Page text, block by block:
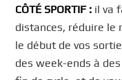
CÔTÉ SPORTIF : il va
distances, réduire le
le début de vos
des week-ends à